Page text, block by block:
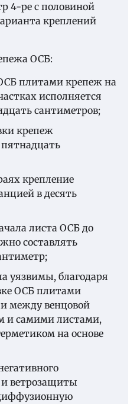
4-ре с половиной
креплений
ОСБ:
плитами крепеж на
исполняется
сантиметров;
крепеж
пятнадцать
крепление
в десять
листа ОСБ до
составлять
уязвимы, благодаря
ОСБ плитами
между венцовой
и самими листами,
на основе
и ветрозащиты